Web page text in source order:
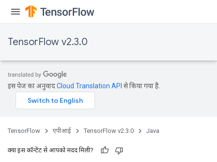
TensorFlow v2.3.0
इस पेज का अनुवादCloud Translation API से किया गया है.
TensorFlow एपीआई TensorFlow v2.3.0 Java
क्या इस कॉन्टेंट से आपको मदद मिली?